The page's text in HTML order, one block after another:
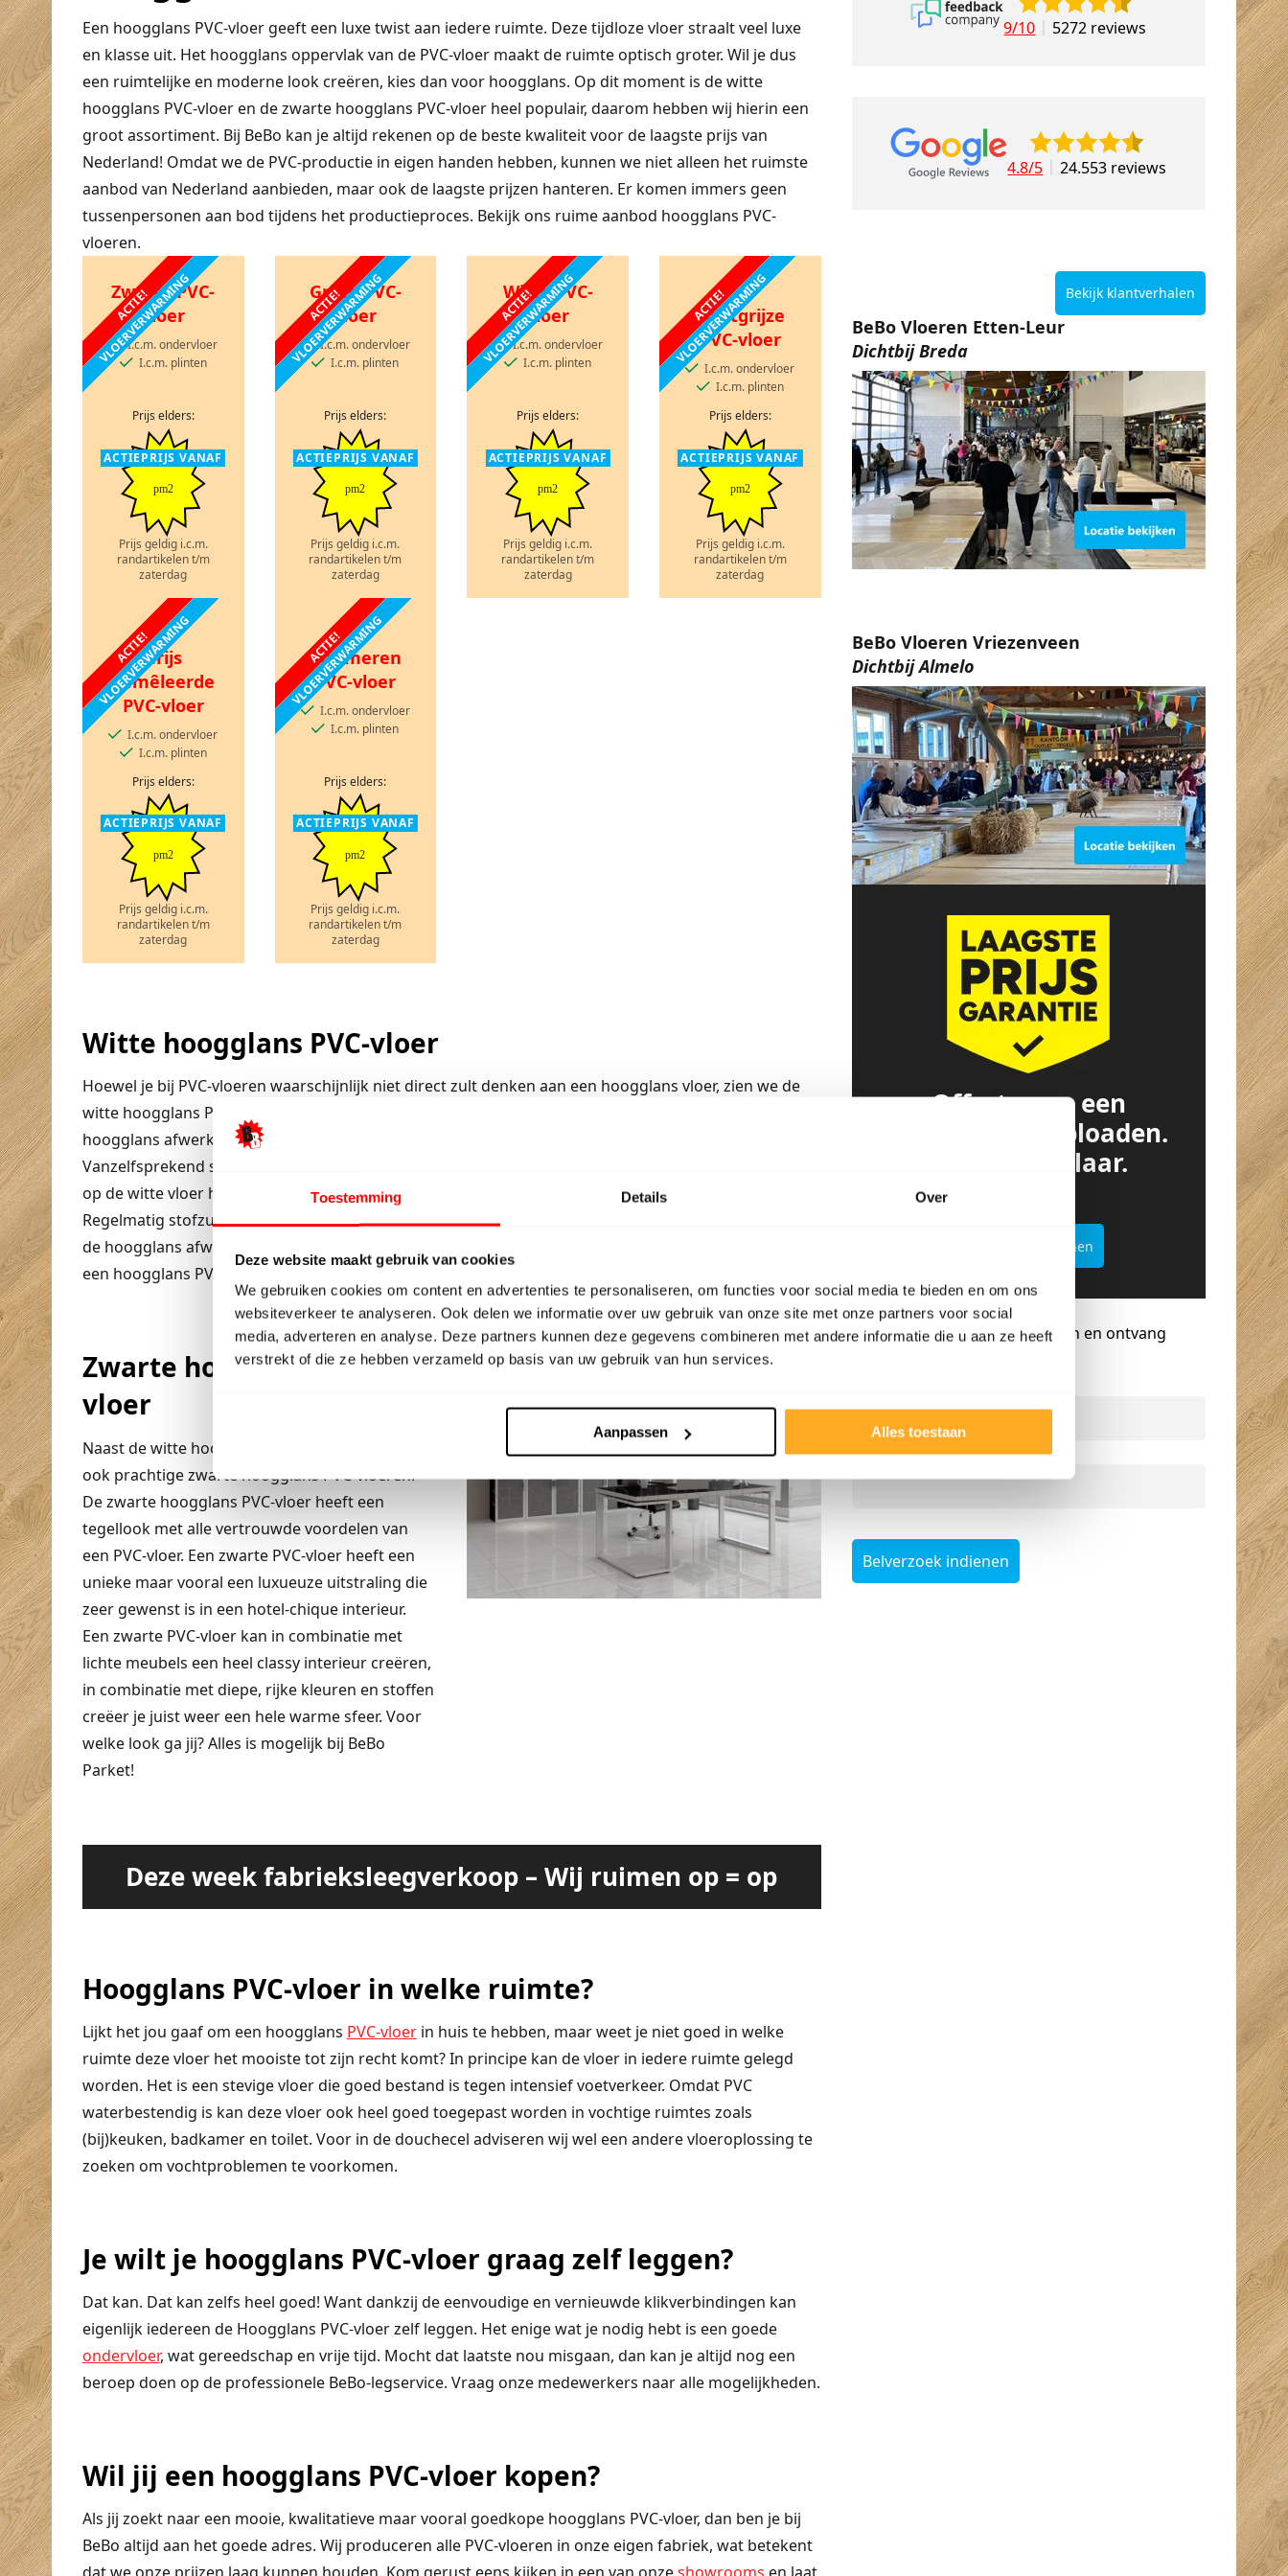
Toestemming Details Over
Deze website maakt gebruik van cookies
We gebruiken cookies om content en advertenties te personaliseren, om functies voor social media te bieden en om ons
websiteverkeer te analyseren. Ook delen we informatie over uw gebruik van onze site met onze partners voor social
media, adverteren en analyse. Deze partners kunnen deze gegevens combineren met andere informatie die u aan ze heeft
verstrekt of die ze hebben verzameld op basis van uw gebruik van hun services.
Aanpassen Alles toestaan
Een hoogglans PVC-vloer geeft een luxe twist aan iedere ruimte. Deze tijdloze vloer straalt veel luxe
en klasse uit. Het hoogglans oppervlak van de PVC-vloer maakt de ruimte optisch groter. Wil je dus
een ruimtelijke en moderne look creëren, kies dan voor hoogglans. Op dit moment is de witte
hoogglans PVC-vloer en de zwarte hoogglans PVC-vloer heel populair, daarom hebben wij hierin een
groot assortiment. Bij BeBo kan je altijd rekenen op de beste kwaliteit voor de laagste prijs van
Nederland! Omdat we de PVC-productie in eigen handen hebben, kunnen we niet alleen het ruimste
aanbod van Nederland aanbieden, maar ook de laagste prijzen hanteren. Er komen immers geen
tussenpersonen aan bod tijdens het productieproces. Bekijk ons ruime aanbod hoogglans PVC-
vloeren.
ACTIE!
VLOERVERWARMING
Zwarte PVC-
vloer
I.c.m. ondervloer
I.c.m. plinten
Prijs elders:
ACTIEPRIJS VANAF
pm2
Prijs geldig i.c.m.
randartikelen t/m
zaterdag
ACTIE!
VLOERVERWARMING
Grijze PVC-
vloer
I.c.m. ondervloer
I.c.m. plinten
Prijs elders:
ACTIEPRIJS VANAF
pm2
Prijs geldig i.c.m.
randartikelen t/m
zaterdag
ACTIE!
VLOERVERWARMING
Witte PVC-
vloer
I.c.m. ondervloer
I.c.m. plinten
Prijs elders:
ACTIEPRIJS VANAF
pm2
Prijs geldig i.c.m.
randartikelen t/m
zaterdag
ACTIE!
VLOERVERWARMING
Lichtgrijze
PVC-vloer
I.c.m. ondervloer
I.c.m. plinten
Prijs elders:
ACTIEPRIJS VANAF
pm2
Prijs geldig i.c.m.
randartikelen t/m
zaterdag
ACTIE!
VLOERVERWARMING
Grijs
gemêleerde
PVC-vloer
I.c.m. ondervloer
I.c.m. plinten
Prijs elders:
ACTIEPRIJS VANAF
pm2
Prijs geldig i.c.m.
randartikelen t/m
zaterdag
ACTIE!
VLOERVERWARMING
Marmeren
PVC-vloer
I.c.m. ondervloer
I.c.m. plinten
Prijs elders:
ACTIEPRIJS VANAF
pm2
Prijs geldig i.c.m.
randartikelen t/m
zaterdag
Witte hoogglans PVC-vloer
Hoewel je bij PVC-vloeren waarschijnlijk niet direct zult denken aan een hoogglans vloer, zien we de
witte hoogglans PVC-vloer toch steeds vaker in moderne interieurs. Een witte PVC-vloer met een
hoogglans afwerking geeft je interieur een super strakke uitstraling en een rijk, ruimtelijk gevoel.
Vanzelfsprekend staan deze vloeren ook prachtig in een stijlvol kantoor- of winkelpand. Over vlekken
op de witte vloer hoef je je geen zorgen te maken: een PVC-vloer is heel eenvoudig te reinigen.
Regelmatig stofzuigen en zo nodig dweilen met onsonderhoudsset
de hoogglans afwerking ook voor een extra beschermlaag op de vloer. Door deze keiharde toplaag is
een hoogglans PVC-vloer enorm geschikt voor intensief belopen ruimtes.
Zwarte hoogglans PVC-
vloer
Naast de witte hoogglans PVC-vloer hebben we
ook prachtige zwarte hoogglans PVC-vloeren.
De zwarte hoogglans PVC-vloer heeft een
tegellook met alle vertrouwde voordelen van
een PVC-vloer. Een zwarte PVC-vloer heeft een
unieke maar vooral een luxueuze uitstraling die
zeer gewenst is in een hotel-chique interieur.
Een zwarte PVC-vloer kan in combinatie met
lichte meubels een heel classy interieur creëren,
in combinatie met diepe, rijke kleuren en stoffen
creëer je juist weer een hele warme sfeer. Voor
welke look ga jij? Alles is mogelijk bij BeBo
Parket!
Deze week fabrieksleegverkoop – Wij ruimen op = op
Hoogglans PVC-vloer in welke ruimte?
Lijkt het jou gaaf om een hoogglans PVC-vloerin huis te hebben, maar weet je niet goed in welke
ruimte deze vloer het mooiste tot zijn recht komt? In principe kan de vloer in iedere ruimte gelegd
worden. Het is een stevige vloer die goed bestand is tegen intensief voetverkeer. Omdat PVC
waterbestendig is kan deze vloer ook heel goed toegepast worden in vochtige ruimtes zoals
(bij)keuken, badkamer en toilet. Voor in de douchecel adviseren wij wel een andere vloeroplossing te
zoeken om vochtproblemen te voorkomen.
Je wilt je hoogglans PVC-vloer graag zelf leggen?
Dat kan. Dat kan zelfs heel goed! Want dankzij de eenvoudige en vernieuwde klikverbindingen kan
eigenlijk iedereen de Hoogglans PVC-vloer zelf leggen. Het enige wat je nodig hebt is een goede
ondervloer, wat gereedschap en vrije tijd. Mocht dat laatste nou misgaan, dan kan je altijd nog een
beroep doen op de professionele BeBo-legservice. Vraag onze medewerkers naar alle mogelijkheden.
Wil jij een hoogglans PVC-vloer kopen?
Als jij zoekt naar een mooie, kwalitatieve maar vooral goedkope hoogglans PVC-vloer, dan ben je bij
BeBo altijd aan het goede adres. Wij produceren alle PVC-vloeren in onze eigen fabriek, wat betekent
9/10 5272 reviews
4.8/5 24.553 reviews
Bekijk klantverhalen
BeBo Vloeren Etten-Leur
Dichtbij Breda
BeBo Vloeren Vriezenveen
Dichtbij Almelo
Offerte van een
concurrent? Uploaden.
Besparen. Klaar.
Offertekiller openen
Gratis advies op maat
Vraag een terugbelverzoek aan en ontvang
Telefoonnummer*
Belverzoek indienen